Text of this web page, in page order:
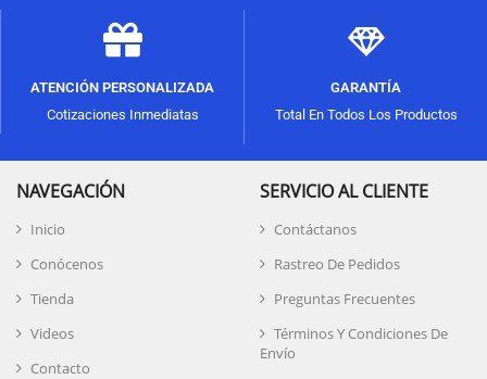
ATENCIÓN PERSONALIZADA
Cotizaciones Inmediatas
GARANTÍA
Total En Todos Los Productos
NAVEGACIÓN
Inicio
Conócenos
Tienda
Videos
Contacto
SERVICIO AL CLIENTE
Contáctanos
Rastreo De Pedidos
Preguntas Frecuentes
Términos Y Condiciones De
Envío